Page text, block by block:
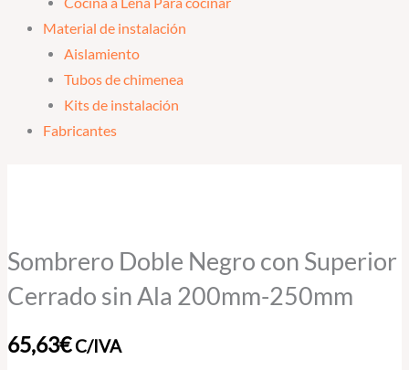
Material de instalación
Aislamiento
Tubos de chimenea
Kits de instalación
Fabricantes
Sombrero Doble Negro con Superior
Cerrado sin Ala 200mm-250mm
65,63€C/IVA
con
Cerrado
Ala